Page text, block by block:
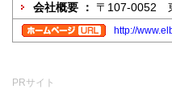
会社概要 ： 〒107-0052
http://
PRサイト